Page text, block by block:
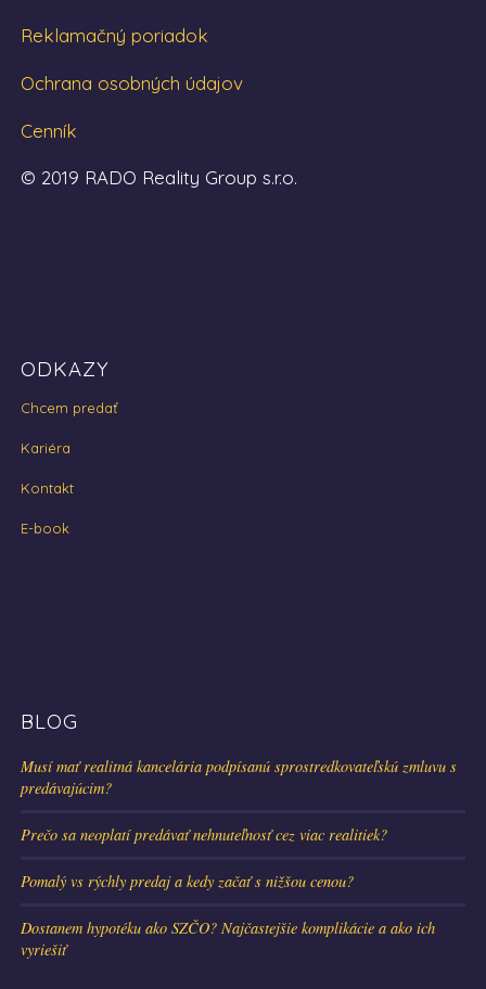
Reklamačný poriadok
Ochrana osobných údajov
Cenník
© 2019 RADO Reality Group s.r.o.
ODKAZY
Chcem predať
Kariéra
Kontakt
E-book
BLOG
Musí mať realitná kancelária podpísanú sprostredkovateľskú zmluvu s
predávajúcim?
Prečo sa neoplatí predávať nehnuteľnosť cez viac realitiek?
Pomalý vs rýchly predaj a kedy začať s nižšou cenou?
Dostanem hypotéku ako SZČO? Najčastejšie komplikácie a ako ich
vyriešiť